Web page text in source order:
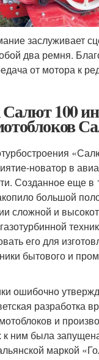
заслуживает
два ремня.
от мотора к
100
новатор в
Созданное еще в
большой
сложной и
его для
бытового и
ошибочно
разработка
и
ним была
маркой